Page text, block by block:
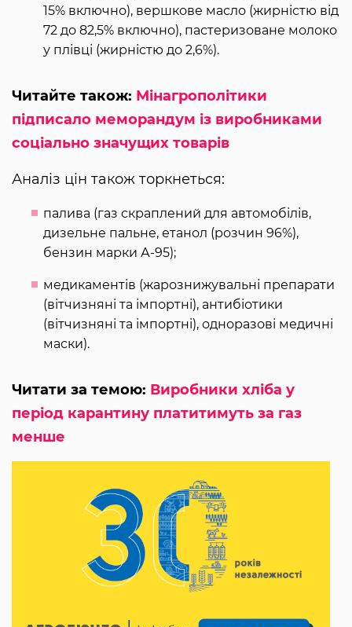
15% включно), вершкове масло (жирністю від
72 до 82,5% включно), пастеризоване молоко
у плівці (жирністю до 2,6%).
Читайте також: Мінагрополітики
підписало меморандум із виробниками
соціально значущих товарів
Аналіз цін також торкнеться:
палива (газ скраплений для автомобілів,
дизельне пальне, етанол (розчин 96%),
бензин марки А-95);
медикаментів (жарознижувальні препарати
(вітчизняні та імпортні), антибіотики
(вітчизняні та імпортні), одноразові медичні
маски).
Читати за темою: Виробники хліба у
період карантину платитимуть за газ
менше